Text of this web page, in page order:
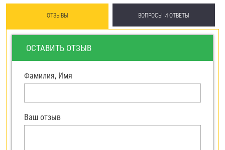
ОТЗЫВЫ ВОПРОСЫ И ОТВЕТЫ
ОСТАВИТЬ ОТЗЫВ
Фамилия, Имя
Ваш отзыв